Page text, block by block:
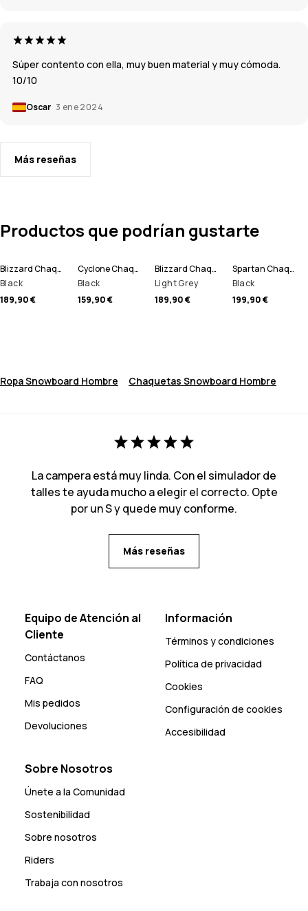
Súper contento con ella, muy buen material y muy cómoda.
10/10
Oscar 3 ene 2024
Más reseñas
Productos que podrían gustarte
Blizzard Chaqueta Snowboard Hombre
Black
189,90 €
Cyclone Chaqueta Snowboard Hombre
Black
159,90 €
Blizzard Chaqueta Snowboard Hombre
Light Grey
189,90 €
Spartan Chaqueta Snowboard Hombre
Black
199,90 €
Ropa Snowboard Hombre Chaquetas Snowboard Hombre
La campera está muy linda. Con el simulador de
talles te ayuda mucho a elegir el correcto. Opte
por un S y quede muy conforme.
Más reseñas
Equipo de Atención al
Cliente
Contáctanos
FAQ
Mis pedidos
Devoluciones
Información
Términos y condiciones
Política de privacidad
Cookies
Configuración de cookies
Accesibilidad
Sobre Nosotros
Únete a la Comunidad
Sostenibilidad
Sobre nosotros
Riders
Trabaja con nosotros